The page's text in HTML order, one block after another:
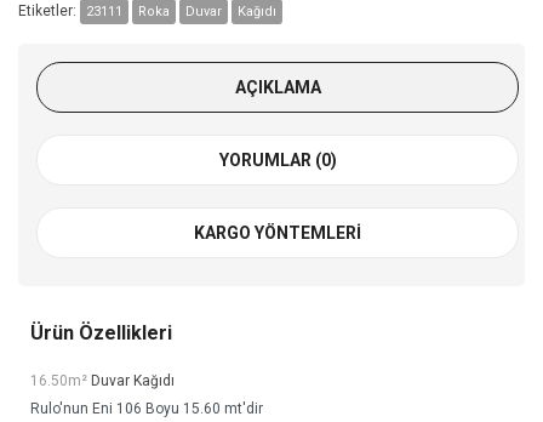
Etiketler: 23111 Roka Duvar Kağıdı
AÇIKLAMA
YORUMLAR (0)
KARGO YÖNTEMLERI
Ürün Özellikleri
16.50m² Duvar Kağıdı
Rulo'nun Eni 106 Boyu 15.60 mt'dir